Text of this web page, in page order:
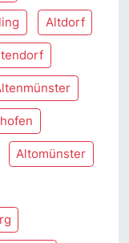
Altdorf
Altomünster